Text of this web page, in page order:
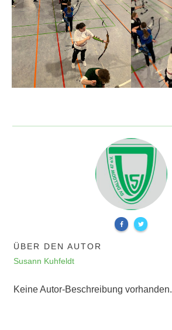
ÜBER DEN AUTOR
Susann Kuhfeldt
Keine Autor-Beschreibung vorhanden.